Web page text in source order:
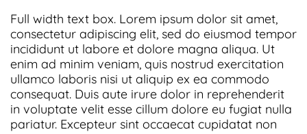
Full width text box. Lorem ipsum dolor sit amet,
consectetur adipiscing elit, sed do eiusmod tempor
incididunt ut labore et dolore magna aliqua. Ut
enim ad minim veniam, quis nostrud exercitation
ullamco laboris nisi ut aliquip ex ea commodo
consequat. Duis aute irure dolor in reprehenderit
in voluptate velit esse cillum dolore eu fugiat nulla
pariatur. Excepteur sint occaecat cupidatat non